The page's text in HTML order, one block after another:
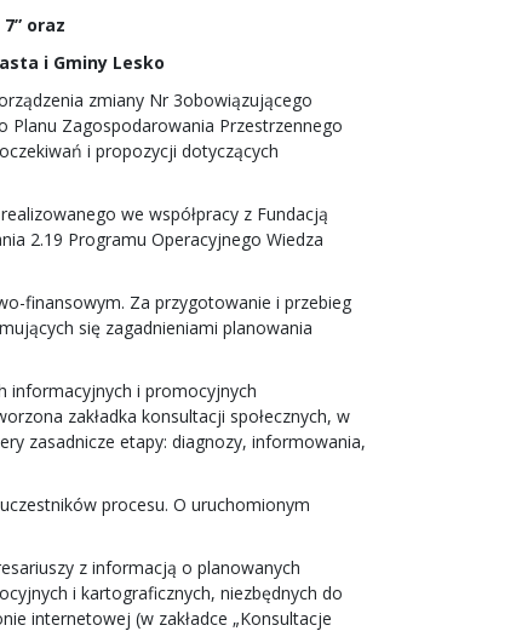
oraz
i Gminy Lesko
zmiany Nr 3obowiązującego
Planu Zagospodarowania Przestrzennego
i propozycji dotyczących
we współpracy z Fundacją
2.19 Programu Operacyjnego Wiedza
finansowym. Za przygotowanie i przebieg
się zagadnieniami planowania
informacyjnych i promocyjnych
zakładka konsultacji społecznych, w
zasadnicze etapy: diagnozy, informowania,
procesu. O uruchomionym
z informacją o planowanych
i kartograficznych, niezbędnych do
internetowej (w zakładce „Konsultacje